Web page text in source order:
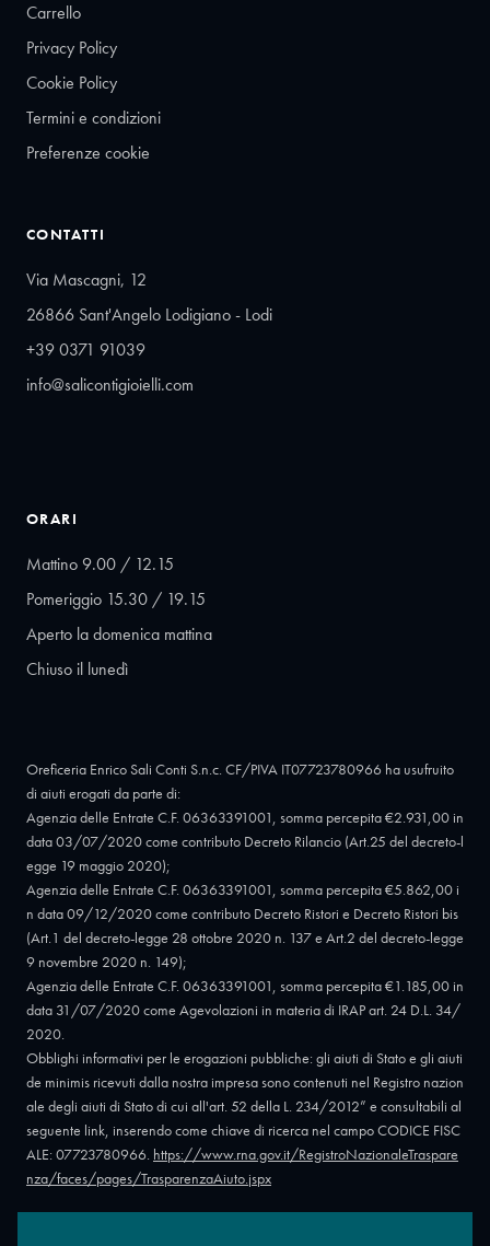
Carrello
Privacy Policy
Cookie Policy
Termini e condizioni
Preferenze cookie
CONTATTI
Via Mascagni, 12
26866 Sant'Angelo Lodigiano - Lodi
+39 0371 91039
info@salicontigioielli.com
ORARI
Mattino 9.00 / 12.15
Pomeriggio 15.30 / 19.15
Aperto la domenica mattina
Chiuso il lunedì
Oreficeria Enrico Sali Conti S.n.c. CF/PIVA IT07723780966 ha usufruito
di aiuti erogati da parte di:
Agenzia delle Entrate C.F. 06363391001, somma percepita €2.931,00 in
data 03/07/2020 come contributo Decreto Rilancio (Art.25 del decreto-l
egge 19 maggio 2020);
Agenzia delle Entrate C.F. 06363391001, somma percepita €5.862,00 i
n data 09/12/2020 come contributo Decreto Ristori e Decreto Ristori bis
(Art.1 del decreto-legge 28 ottobre 2020 n. 137 e Art.2 del decreto-legge
9 novembre 2020 n. 149);
Agenzia delle Entrate C.F. 06363391001, somma percepita €1.185,00 in
data 31/07/2020 come Agevolazioni in materia di IRAP art. 24 D.L. 34/
2020.
Obblighi informativi per le erogazioni pubbliche: gli aiuti di Stato e gli aiuti
de minimis ricevuti dalla nostra impresa sono contenuti nel Registro nazion
ale degli aiuti di Stato di cui all'art. 52 della L. 234/2012” e consultabili al
seguente link, inserendo come chiave di ricerca nel campo CODICE FISC
ALE: 07723780966. https://www.rna.gov.it/RegistroNazionaleTraspare
nza/faces/pages/TrasparenzaAiuto.jspx